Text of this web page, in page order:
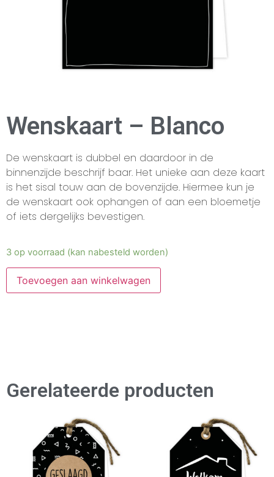
Wenskaart – Blanco
De wenskaart is dubbel en daardoor in de
binnenzijde beschrijf baar. Het unieke aan deze kaart
is het sisal touw aan de bovenzijde. Hiermee kun je
de wenskaart ook ophangen of aan een bloemetje
of iets dergelijks bevestigen.
3 op voorraad (kan nabesteld worden)
Toevoegen aan winkelwagen
Gerelateerde producten